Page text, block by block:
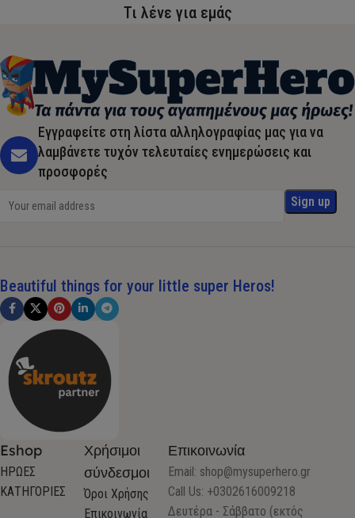
Τι λένε για εμάς
Εγγραφείτε στη λίστα αλληλογραφίας μας για να
λαμβάνετε τυχόν τελευταίες ενημερώσεις και
προσφορές
Beautiful things for your little super Heros!
Eshop
ΗΡΩΕΣ
ΚΑΤΗΓΟΡΙΕΣ
Χρήσιμοι
σύνδεσμοι
Όροι Χρήσης
Επικοινωνία
Επικοινωνία
Email: shop@mysuperhero.gr
Call Us: +0302616009218
Δευτέρα - Σάββατο (εκτός